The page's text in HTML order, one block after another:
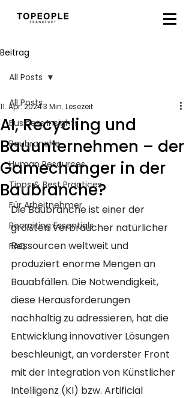
Beitrag
All Posts
Business Insights
Baubranche
Human Resources
Tipps & Best Practices
Für Arbeitnehmer
Recruiting Essentials
FAQ
All Posts
AI, Recycling und
Bauunternehmen – der
Gamechanger in der
Baubranche?
11. Apr. 20243 Min. Lesezeit
Die Baubranche ist einer der
größten Verbraucher natürlicher
Ressourcen weltweit und
produziert enorme Mengen an
Bauabfällen. Die Notwendigkeit,
diese Herausforderungen
nachhaltig zu adressieren, hat die
Entwicklung innovativer Lösungen
beschleunigt, an vorderster Front
mit der Integration von Künstlicher
Intelligenz (KI) bzw. Artificial